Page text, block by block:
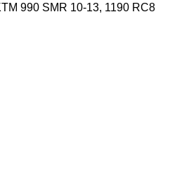
990 SMR 10-13, 1190 RC8